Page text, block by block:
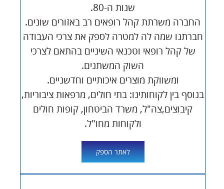
שנות ה-80.
החברה משרתת קהל רופאים רב באזורים שונים.
חברתנו שמה לה למטרה לספק את צרכי העבודה
של קהל רופאי וטכנאי השיניים בהתאם לצרכי
השוק המשתנים.
ומשווקת מוצרים איכותיים וחדשניים.
בנוסף בין לקוחותינו: בתי חולים, מרפאות ציבוריות,
קיבוצים,צה"ל, משרד הביטחון, קופות חולים
ולקוחות מחו"ל.
לאתר הספק